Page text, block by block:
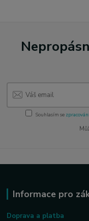
Souhlasím se
Informace pro
Doprava a platba